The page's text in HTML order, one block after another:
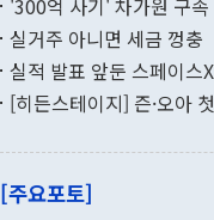
'300억 사기' 차가원 구속
실거주 아니면 세금 껑충
실적 발표 앞둔 스페이스X
[히든스테이지] 즌·오아
[주요포토]